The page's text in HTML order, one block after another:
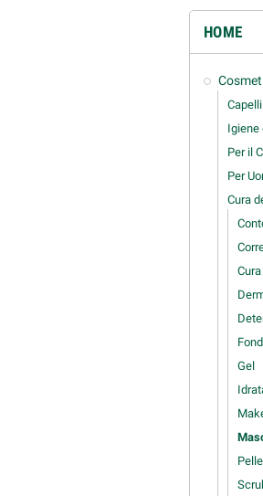
HOME
Capelli
Igiene
Per il
Per
Cura
Gel